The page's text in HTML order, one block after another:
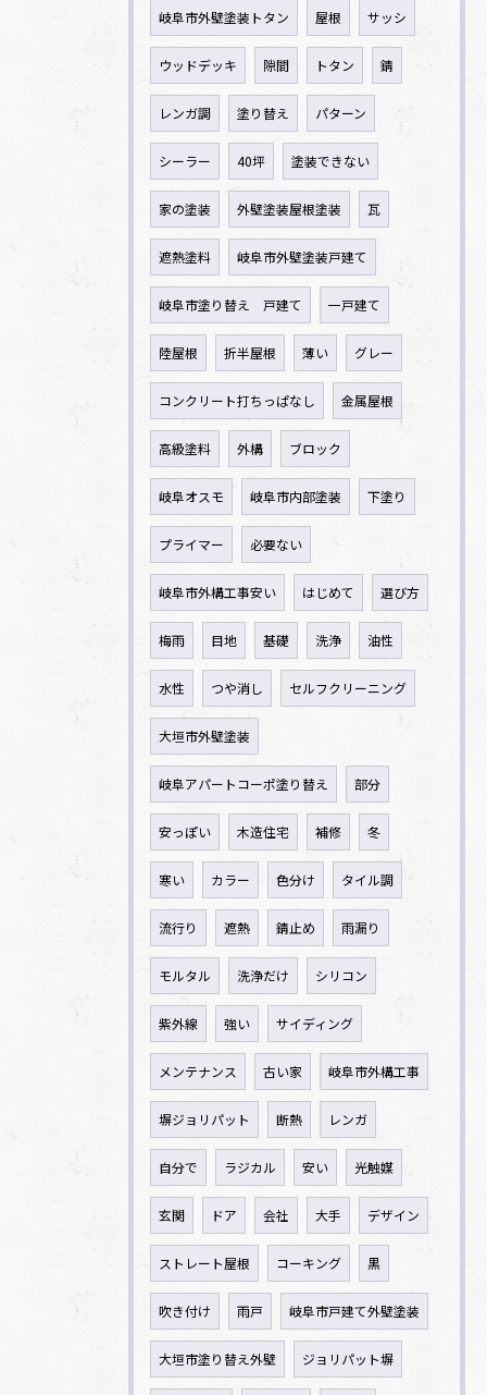
岐阜市外壁塗装トタン 屋根 サッシ
ウッドデッキ 隙間 トタン 錆
レンガ調 塗り替え パターン
シーラー 40坪 塗装できない
家の塗装 外壁塗装屋根塗装 瓦
遮熱塗料 岐阜市外壁塗装戸建て
岐阜市塗り替え 戸建て 一戸建て
陸屋根 折半屋根 薄い グレー
コンクリート打ちっぱなし 金属屋根
高級塗料 外構 ブロック
岐阜オスモ 岐阜市内部塗装 下塗り
プライマー 必要ない
岐阜市外構工事安い はじめて 選び方
梅雨 目地 基礎 洗浄 油性
水性 つや消し セルフクリーニング
大垣市外壁塗装
岐阜アパートコーポ塗り替え 部分
安っぽい 木造住宅 補修 冬
寒い カラー 色分け タイル調
流行り 遮熱 錆止め 雨漏り
モルタル 洗浄だけ シリコン
紫外線 強い サイディング
メンテナンス 古い家 岐阜市外構工事
塀ジョリパット 断熱 レンガ
自分で ラジカル 安い 光触媒
玄関 ドア 会社 大手 デザイン
ストレート屋根 コーキング 黒
吹き付け 雨戸 岐阜市戸建て外壁塗装
大垣市塗り替え外壁 ジョリパット塀